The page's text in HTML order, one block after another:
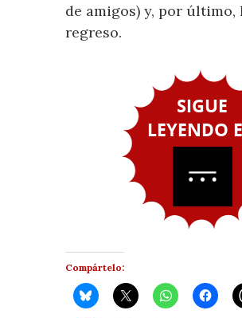
de amigos) y, por último,
regreso.
Compártelo: